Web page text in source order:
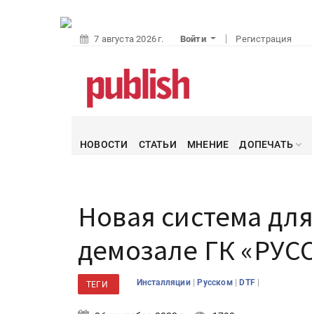
7 августа 2026 г. Войти Регистрация
НОВОСТИ СТАТЬИ МНЕНИЕ ДОПЕЧАТЬ
Новая система
демозале ГК
ТЕГИ Инсталляции |Русском |DTF |